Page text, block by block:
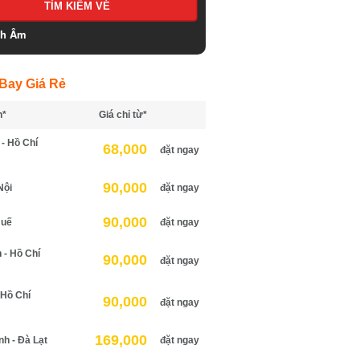
Âm
Giá Rẻ
Giá chỉ từ*
Hồ Chí
68,000 đặt ngay
90,000 đặt ngay
90,000 đặt ngay
Hồ Chí
90,000 đặt ngay
Chí
90,000 đặt ngay
- Đà Lạt 169,000 đặt ngay